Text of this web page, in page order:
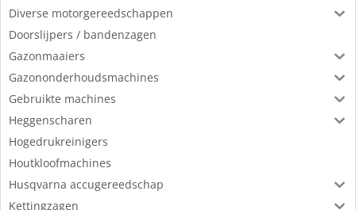
Diverse motorgereedschappen
Doorslijpers / bandenzagen
Gazonmaaiers
Gazononderhoudsmachines
Gebruikte machines
Heggenscharen
Hogedrukreinigers
Houtkloofmachines
Husqvarna accugereedschap
Kettingzagen